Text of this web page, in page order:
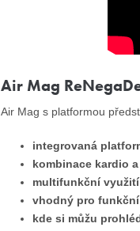
Air Mag
Air Mag s platformou
integrovaná
kombinace kardio
multifunkční
vhodný pro
kde si můžu